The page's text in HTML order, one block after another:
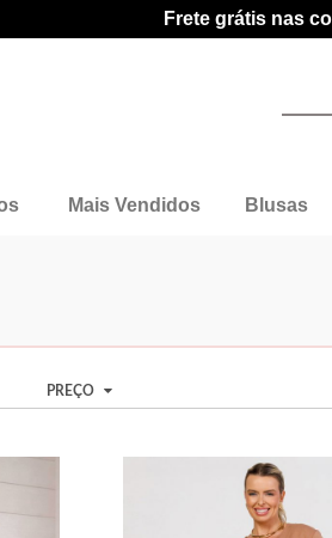
Frete grátis nas
Mais Vendidos Blusas
PREÇO